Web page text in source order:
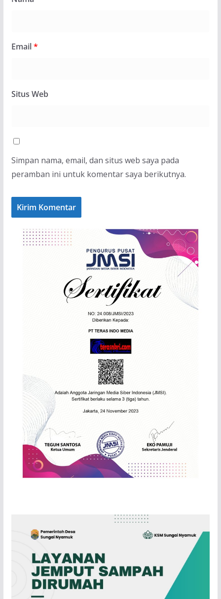
Email*
Situs Web
Simpan nama, email, dan situs web saya pada
peramban ini untuk komentar saya berikutnya.